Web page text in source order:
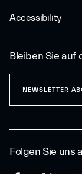
Accessibility
Folgen Sie uns
Bleiben Sie auf
NEWSLETTER